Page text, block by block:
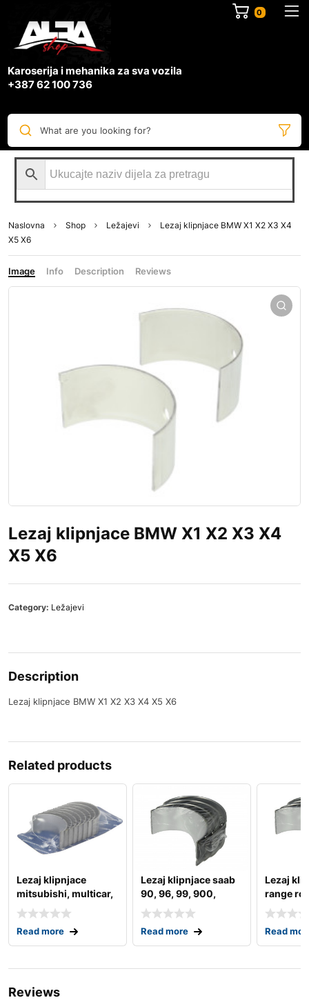
0
Karoserija i mehanika za sva vozila
+387 62 100 736
What are you looking for?
Naslovna Shop Ležajevi
Lezaj klipnjace BMW X1 X2 X3 X4
X5 X6
Image Info Description Reviews
Lezaj klipnjace BMW X1 X2 X3 X4
X5 X6
Category: Ležajevi
Description
Lezaj klipnjace BMW X1 X2 X3 X4 X5 X6
Related products
Lezaj klipnjace
mitsubishi, multicar,
nissan, opel
Read more
Lezaj klipnjace saab
90, 96, 99, 900,
9000
Read more
Lezaj
range
sport,
Read
Reviews